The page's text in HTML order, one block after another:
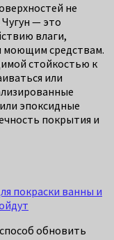
не
— это
влаги,
моющим средствам.
стойкостью к
или
эпоксидные
покрытия и
покраски ванны и
обновить